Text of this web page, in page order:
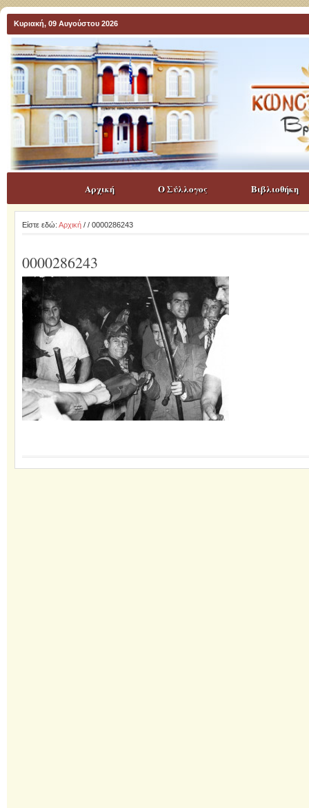
Κυριακή, 09 Αυγούστου 2026
Αρχική Ο Σύλλογος Βιβλιοθήκη
Είστε εδώ: Αρχική/ / 0000286243
0000286243